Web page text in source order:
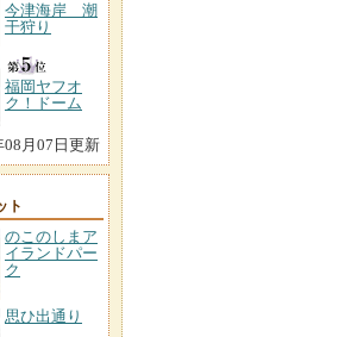
今津海岸 潮
干狩り
福岡ヤフオ
ク！ドーム
08月07日更新
ト
のこのしまア
イランドパー
ク
思ひ出通り